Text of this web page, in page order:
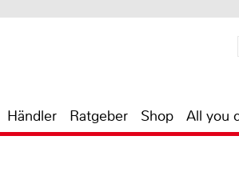
Händler Ratgeber Shop All you